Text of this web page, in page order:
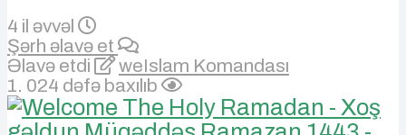
4 il əvvəl
Şərh əlavə et
Əlavə etdi
weIslam Komandası
1. 024 dəfə baxılıb